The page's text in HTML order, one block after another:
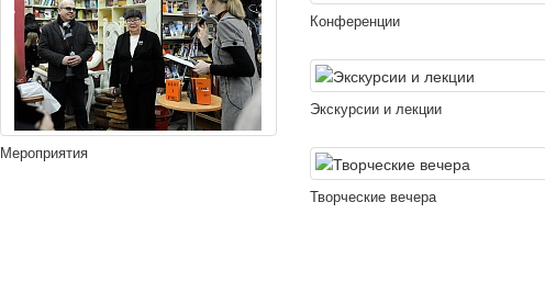
Мероприятия
Конференции
Экскурсии и лекции
Творческие вечера